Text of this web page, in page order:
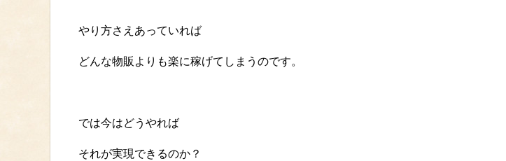
やり方さえあっていれば
どんな物販よりも楽に稼げてしまうのです。
では今はどうやれば
それが実現できるのか？